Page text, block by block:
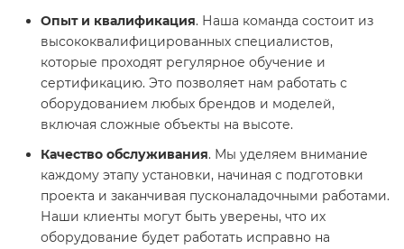
Опыт и квалификация. Наша команда состоит из
высококвалифицированных специалистов,
которые проходят регулярное обучение и
сертификацию. Это позволяет нам работать с
оборудованием любых брендов и моделей,
включая сложные объекты на высоте.
Качество обслуживания. Мы уделяем внимание
каждому этапу установки, начиная с подготовки
проекта и заканчивая пусконаладочными работами.
Наши клиенты могут быть уверены, что их
оборудование будет работать исправно на